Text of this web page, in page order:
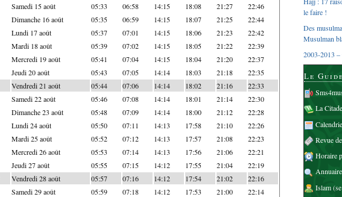
Samedi 15 août 05:33 06:58 14:15 18:08 21:27 22:46
Dimanche 16 août 05:35 06:59 14:15 18:07 21:25 22:44
Lundi 17 août 05:37 07:01 14:15 18:06 21:23 22:42
Mardi 18 août 05:39 07:02 14:15 18:05 21:22 22:39
Mercredi 19 août 05:41 07:04 14:15 18:04 21:20 22:37
Jeudi 20 août 05:43 07:05 14:14 18:03 21:18 22:35
Vendredi 21 août 05:44 07:06 14:14 18:02 21:16 22:33
Samedi 22 août 05:46 07:08 14:14 18:01 21:14 22:30
Dimanche 23 août 05:48 07:09 14:14 18:00 21:12 22:28
Lundi 24 août 05:50 07:11 14:13 17:58 21:10 22:26
Mardi 25 août 05:52 07:12 14:13 17:57 21:08 22:23
Mercredi 26 août 05:53 07:14 14:13 17:56 21:06 22:21
Jeudi 27 août 05:55 07:15 14:12 17:55 21:04 22:19
Vendredi 28 août 05:57 07:16 14:12 17:54 21:02 22:16
Samedi 29 août 05:59 07:18 14:12 17:53 21:00 22:14
le faire !
Des
Musulman
2003-2013 –
Le
La
Revue
Horaire
Islam